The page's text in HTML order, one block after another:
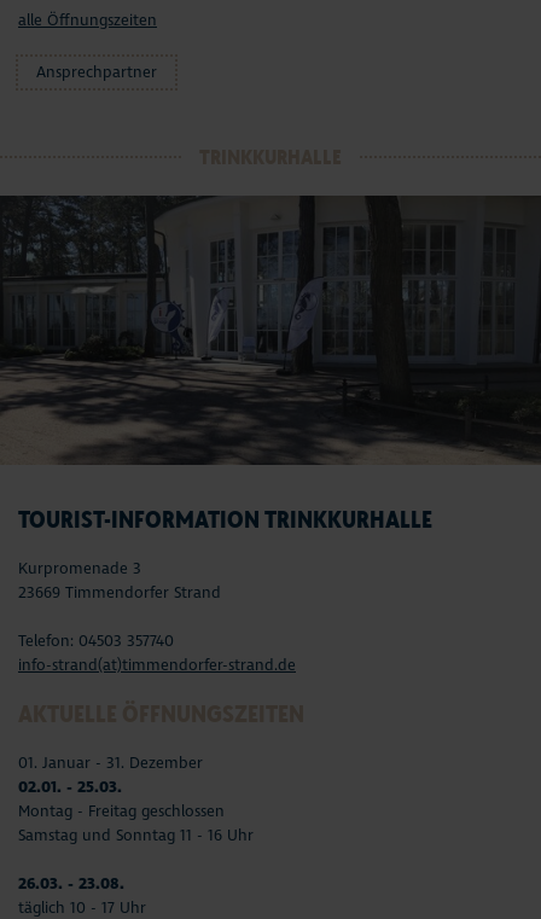
alle Öffnungszeiten
Ansprechpartner
TOURIST-INFORMATION TRINKKURHALLE
Kurpromenade 3
23669 Timmendorfer Strand
Telefon: 04503 357740
info-strand(at)timmendorfer-strand.de
01. Januar - 31. Dezember
02.01. - 25.03.
Montag - Freitag geschlossen
Samstag und Sonntag 11 - 16 Uhr
26.03. - 23.08.
täglich 10 - 17 Uhr